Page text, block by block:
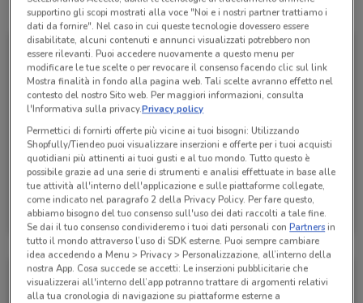
Tutte le promozioni di questo negozio
Alpitour
Scade il 31/01 285 m
supportino gli scopi mostrati alla voce "Noi e i nostri partner trattiamo i
dati da fornire". Nel caso in cui queste tecnologie dovessero essere
disabilitate, alcuni contenuti e annunci visualizzati potrebbero non
essere rilevanti. Puoi accedere nuovamente a questo menu per
modificare le tue scelte o per revocare il consenso facendo clic sul link
Mostra finalità in fondo alla pagina web. Tali scelte avranno effetto nel
contesto del nostro Sito web. Per maggiori informazioni, consulta
l'Informativa sulla privacy.Privacy policy
Permettici di fornirti offerte più vicine ai tuoi bisogni: Utilizzando
Shopfully/Tiendeo puoi visualizzare inserzioni e offerte per i tuoi acquisti
quotidiani più attinenti ai tuoi gusti e al tuo mondo. Tutto questo è
possibile grazie ad una serie di strumenti e analisi effettuate in base alle
tue attività all'interno dell'applicazione e sulle piattaforme collegate,
come indicato nel paragrafo 2 della Privacy Policy. Per fare questo,
abbiamo bisogno del tuo consenso sull'uso dei dati raccolti a tale fine.
Se dai il tuo consenso condivideremo i tuoi dati personali conPartnersin
tutto il mondo attraverso l’uso di SDK esterne. Puoi sempre cambiare
idea accedendo a Menu > Privacy > Personalizzazione, all’interno della
nostra App. Cosa succede se accetti: Le inserzioni pubblicitarie che
visualizzerai all'interno dell’app potranno trattare di argomenti relativi
alla tua cronologia di navigazione su piattaforme esterne a